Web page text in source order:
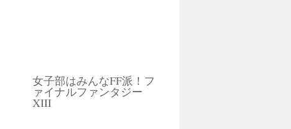
女子部はみんなFF派！フ
ァイナルファンタジー
XIII